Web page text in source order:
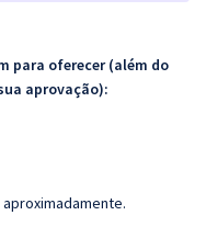
para oferecer (além do
aprovação):